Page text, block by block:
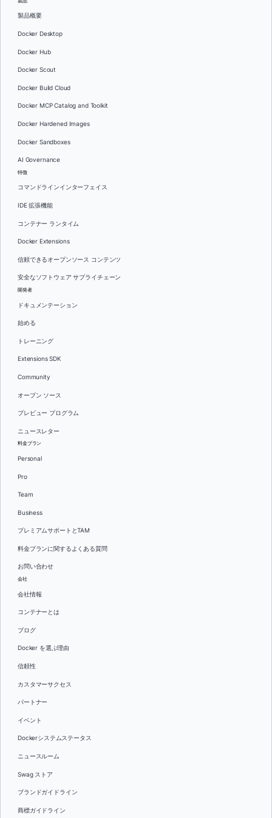
製品概要
Docker Desktop
Docker Hub
Docker Scout
Docker Build Cloud
Docker MCP Catalog and Toolkit
Docker Hardened Images
Docker Sandboxes
AI Governance
特徴
コマンドラインインターフェイス
IDE 拡張機能
コンテナー ランタイム
Docker Extensions
信頼できるオープンソース コンテンツ
安全なソフトウェア サプライチェーン
開発者
ドキュメンテーション
始める
トレーニング
Extensions SDK
Community
オープン ソース
プレビュー プログラム
ニュースレター
料金プラン
Personal
Pro
Team
Business
プレミアムサポートとTAM
料金プランに関するよくある質問
お問い合わせ
会社
会社情報
コンテナーとは
ブログ
Docker を選ぶ理由
信頼性
カスタマーサクセス
パートナー
イベント
Dockerシステムステータス
ニュースルーム
Swag ストア
ブランドガイドライン
商標ガイドライン